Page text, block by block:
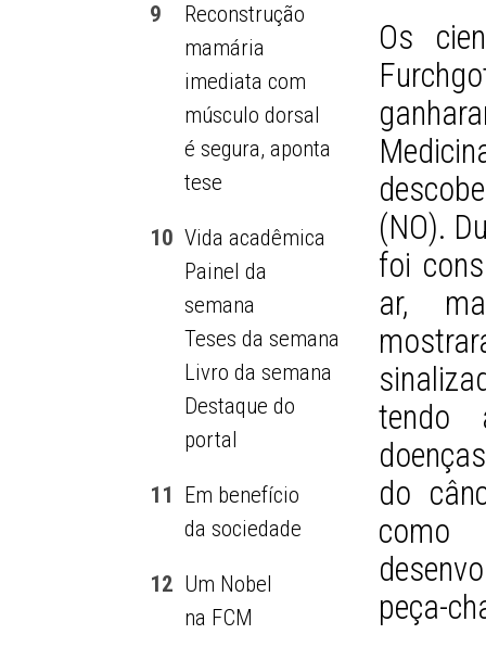
9
Reconstrução
mamária
imediata com
músculo dorsal
é segura, aponta
tese
10 Vida acadêmica
Painel da
semana
Teses da semana
Livro da semana
Destaque do
portal
11 Em benefício
da sociedade
12 Um Nobel
na FCM
Os
(NO).
foi
ar,
tendo
do
peça-